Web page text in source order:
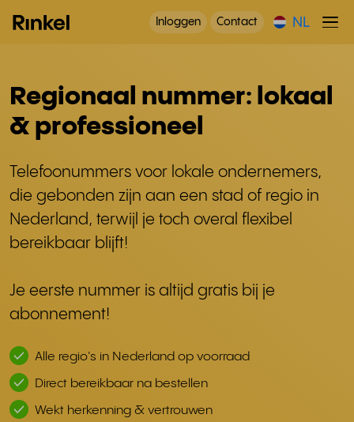
Inloggen Contact NL
Regionaal nummer: lokaal
& professioneel
Telefoonummers voor lokale ondernemers,
die gebonden zijn aan een stad of regio in
Nederland, terwijl je toch overal flexibel
bereikbaar blijft!
Je eerste nummer is altijd gratis bij je
abonnement!
Alle regio's in Nederland op voorraad
Direct bereikbaar na bestellen
Wekt herkenning & vertrouwen